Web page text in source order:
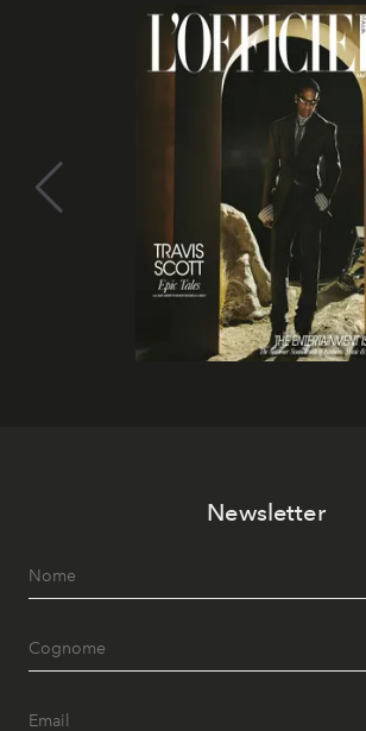
Newsletter